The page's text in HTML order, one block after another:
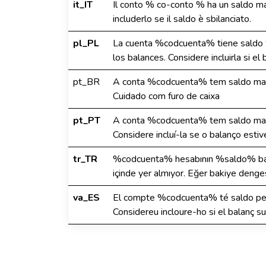
it_IT
Il conto % co-conto % ha un saldo
includerlo se il saldo è sbilanciato.
pl_PL
La cuenta %codcuenta% tiene
los balances. Considere incluirla si el
pt_BR
A conta %codcuenta% tem saldo
Cuidado com furo de caixa
pt_PT
A conta %codcuenta% tem saldo
Considere incluí-la se o balanço
tr_TR
%codcuenta% hesabının %saldo%
içinde yer almıyor. Eğer bakiye
va_ES
El compte %codcuenta% té saldo
Considereu incloure-ho si el balanç